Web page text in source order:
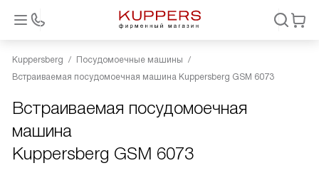
Kuppersberg
Посудомоечные машины
Встраиваемая посудомоечная машина Kuppersberg GSM 6073
Встраиваемая посудомоечная
машина
Kuppersberg GSM 6073